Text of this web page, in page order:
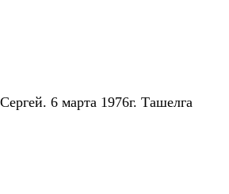
6 марта 1976г. Ташелга